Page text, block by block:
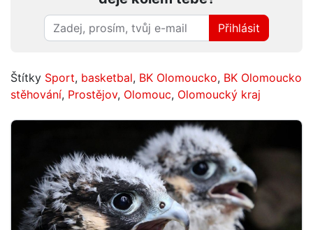
Přihlásit
Štítky Sport, basketbal, BK Olomoucko, BK Olomoucko
stěhování, Prostějov, Olomouc, Olomoucký kraj